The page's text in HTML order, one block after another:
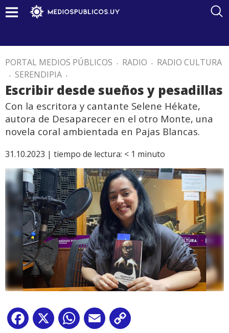
PORTAL MEDIOS PÚBLICOS . RADIO . RADIO CULTURA
. SERENDIPIA .
Escribir desde sueños y pesadillas
Con la escritora y cantante Selene Hékate,
autora de Desaparecer en el otro Monte, una
novela coral ambientada en Pajas Blancas.
31.10.2023 | tiempo de lectura: < 1 minuto
Facebook
X WhatsApp
Email